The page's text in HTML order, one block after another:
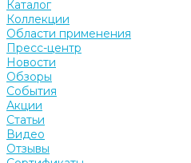
Каталог
Коллекции
Области применения
Пресс-центр
Новости
Обзоры
События
Акции
Статьи
Видео
Отзывы